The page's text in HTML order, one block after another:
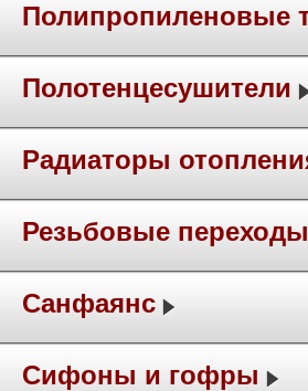
Полипропиленовые
Полотенцесушители
Радиаторы
Резьбовые
Санфаянс
Сифоны и гофры